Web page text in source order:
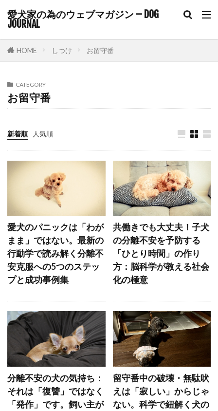
愛犬家の為のウェブマガジン – DOG
JOURNALビタミンE
ピッチ
ファインド・イット
フィアフリー
フィラリア
フィラリア予防
フィラリア症
フィードバック
フリスビー
フロントクリップハーネス
ブドウ
プレウォッシュ
プレッシャー
プロバイオティクス
ヘソ天
ヘルスケア
ヘルニア
ベッドメイキング
ペインポイント
ペットカメラ
ペットカート
ペットゲート
ペットシッター
ペットシーツ
ペットフード安全法
ペット旅行
ホエールアイ
ホリホリ
ホルモン
ホルモンバランス
ホームケア
ボディコンディションスコア
ボディランゲージ
ボディーランゲージ
ポイント
ポジティブ
ポジティブトレーニング
ポジティブループ
ポジティブ・トレーニング
HOME しつけ お留守番
CATEGORY
お留守番
新着順 人気順
愛犬のパニックは「わが
まま」ではない。最新の
行動学で読み解く分離不
安克服への5つのステッ
プと成功事例集
共働きでも大丈夫！子犬
の分離不安を予防する
「ひとり時間」の作り
方：脳科学が教える社会
化の極意
分離不安の犬の気持ち：
それは「復讐」ではなく
「発作」です。飼い主が
留守番中の破壊・無駄吠
えは「寂しい」からじゃ
ない。科学で紐解く犬の